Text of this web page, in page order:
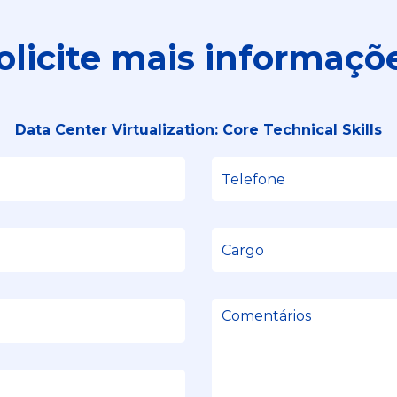
mais
Data Center Virtualization: Core Technical Skills